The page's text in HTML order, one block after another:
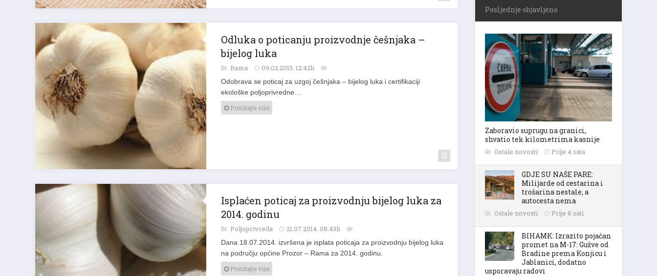
Odluka o poticanju proizvodnje češnjaka –
bijelog luka
Rama 09.02.2015. 12:42h
Odobrava se poticaj za uzgoj češnjaka – bijelog luka i certifikaciji
ekološke poljoprivredne…
Pročitajte više
Isplaćen poticaj za proizvodnju bijelog luka za
2014. godinu
Poljoprivreda 21.07.2014. 08:43h
Dana 18.07.2014. izvršena je isplata poticaja za proizvodnju bijelog luka
na području općine Prozor – Rama za 2014. godinu.
Pročitajte više
Posljednje objavljeno
Zaboravio suprugu na granici,
shvatio tek kilometrima kasnije
Ostale novosti Prije 4 sata
GDJE SU NAŠE PARE:
Milijarde od cestarina i
trošarina nestale, a
autocesta nema
Ostale novosti Prije 8 sati
BIHAMK: Izrazito pojačan
promet na M-17: Gužve od
Bradine prema Konjicu i
Jablanici, dodatno
usporavaju radovi